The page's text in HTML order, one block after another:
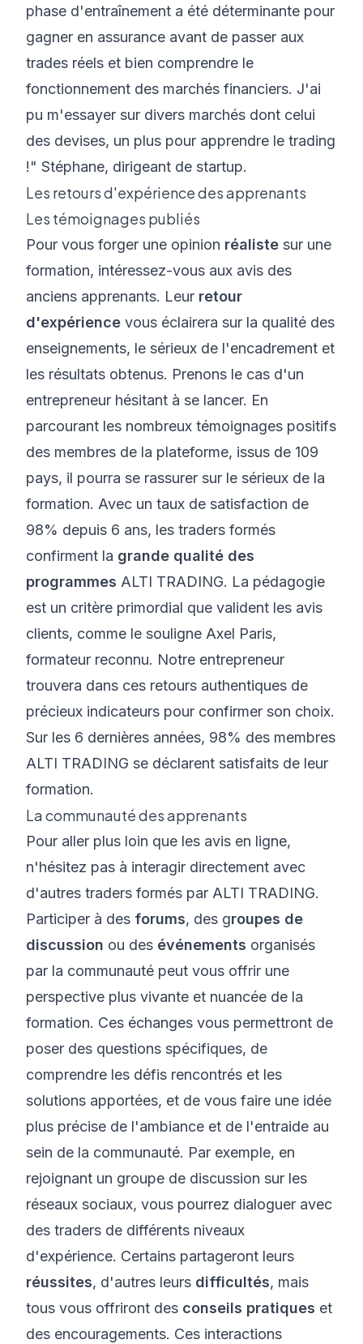
phase d'entraînement a été déterminante pour
gagner en assurance avant de passer aux
trades réels et bien comprendre le
fonctionnement des marchés financiers. J'ai
pu m'essayer sur divers marchés dont celui
des devises, un plus pour apprendre le trading
!" Stéphane, dirigeant de startup.
Les retours d'expérience des apprenants
Les témoignages publiés
Pour vous forger une opinion réaliste sur une
formation, intéressez-vous aux avis des
anciens apprenants. Leur retour
d'expérience vous éclairera sur la qualité des
enseignements, le sérieux de l'encadrement et
les résultats obtenus. Prenons le cas d'un
entrepreneur hésitant à se lancer. En
parcourant les nombreux témoignages positifs
des membres de la plateforme, issus de 109
pays, il pourra se rassurer sur le sérieux de la
formation. Avec un taux de satisfaction de
98% depuis 6 ans, les traders formés
confirment la grande qualité des
programmes ALTI TRADING. La pédagogie
est un critère primordial que valident les avis
clients, comme le souligne Axel Paris,
formateur reconnu. Notre entrepreneur
trouvera dans ces retours authentiques de
précieux indicateurs pour confirmer son choix.
Sur les 6 dernières années, 98% des membres
ALTI TRADING se déclarent satisfaits de leur
formation.
La communauté des apprenants
Pour aller plus loin que les avis en ligne,
n'hésitez pas à interagir directement avec
d'autres traders formés par ALTI TRADING.
Participer à des forums, des groupes de
discussion ou des événements organisés
par la communauté peut vous offrir une
perspective plus vivante et nuancée de la
formation. Ces échanges vous permettront de
poser des questions spécifiques, de
comprendre les défis rencontrés et les
solutions apportées, et de vous faire une idée
plus précise de l'ambiance et de l'entraide au
sein de la communauté. Par exemple, en
rejoignant un groupe de discussion sur les
réseaux sociaux, vous pourrez dialoguer avec
des traders de différents niveaux
d'expérience. Certains partageront leurs
réussites, d'autres leurs difficultés, mais
tous vous offriront des conseils pratiques et
des encouragements. Ces interactions